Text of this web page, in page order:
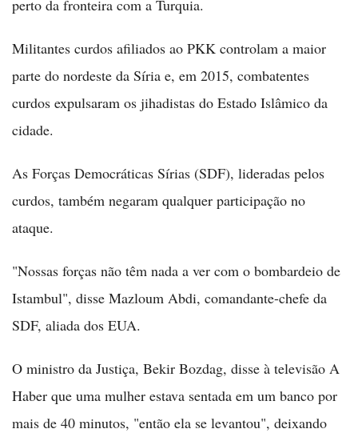
perto da fronteira com a Turquia.
Militantes curdos afiliados ao PKK controlam a maior
parte do nordeste da Síria e, em 2015, combatentes
curdos expulsaram os jihadistas do Estado Islâmico da
cidade.
As Forças Democráticas Sírias (SDF), lideradas pelos
curdos, também negaram qualquer participação no
ataque.
"Nossas forças não têm nada a ver com o bombardeio de
Istambul", disse Mazloum Abdi, comandante-chefe da
SDF, aliada dos EUA.
O ministro da Justiça, Bekir Bozdag, disse à televisão A
Haber que uma mulher estava sentada em um banco por
mais de 40 minutos, "então ela se levantou", deixando